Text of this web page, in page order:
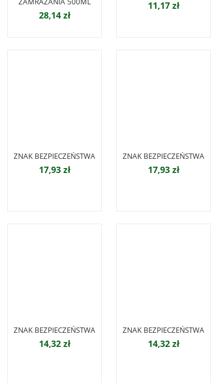
ZAMRAŻANIA 500ML
28,14 zł
11,17 zł
ZNAK BEZPIECZEŃSTWA
17,93 zł
ZNAK BEZPIECZEŃSTWA
17,93 zł
ZNAK BEZPIECZEŃSTWA
14,32 zł
ZNAK BEZPIECZEŃSTWA
14,32 zł